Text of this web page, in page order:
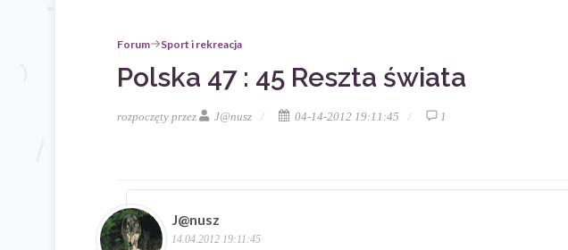
Forum Sport i rekreacja
Polska 47 : 45 Reszta świata
rozpoczęty przez J@nusz 04-14-2012 19:11:45 1
J@nusz
14.04.2012 19:11:45